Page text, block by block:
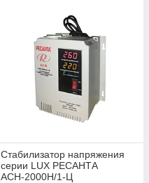
Стабилизатор напряжения
серии LUX РЕСАНТА
АСН-2000Н/1-Ц